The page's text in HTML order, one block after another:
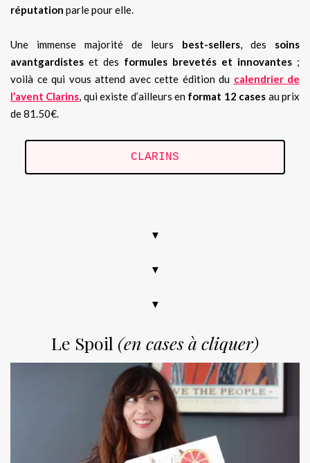
réputation parle pour elle.
Une immense majorité de leurs best-sellers, des soins
avantgardistes et des formules brevetés et innovantes ;
voilà ce qui vous attend avec cette édition du calendrier de
l’avent Clarins, qui existe d’ailleurs en format 12 cases au prix
de 81.50€.
CLARINS
▼
▼
▼
Le Spoil (en cases à cliquer)